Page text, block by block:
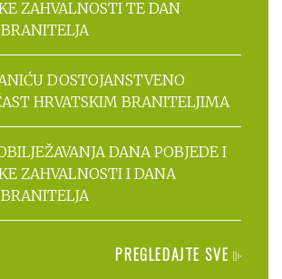
ZAHVALNOSTI TE DAN
DOSTOJANSTVENO
HRVATSKIM BRANITELJIMA
DANA POBJEDE I
ZAHVALNOSTI I DANA
PREGLEDAJTE SVE